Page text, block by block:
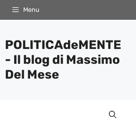
Menu
POLITICAdeMENTE
- Il blog di Massimo
Del Mese